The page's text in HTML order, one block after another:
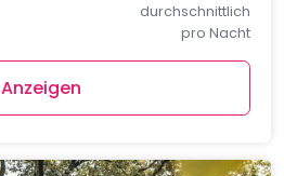
durchschnittlich
pro Nacht
Anzeigen